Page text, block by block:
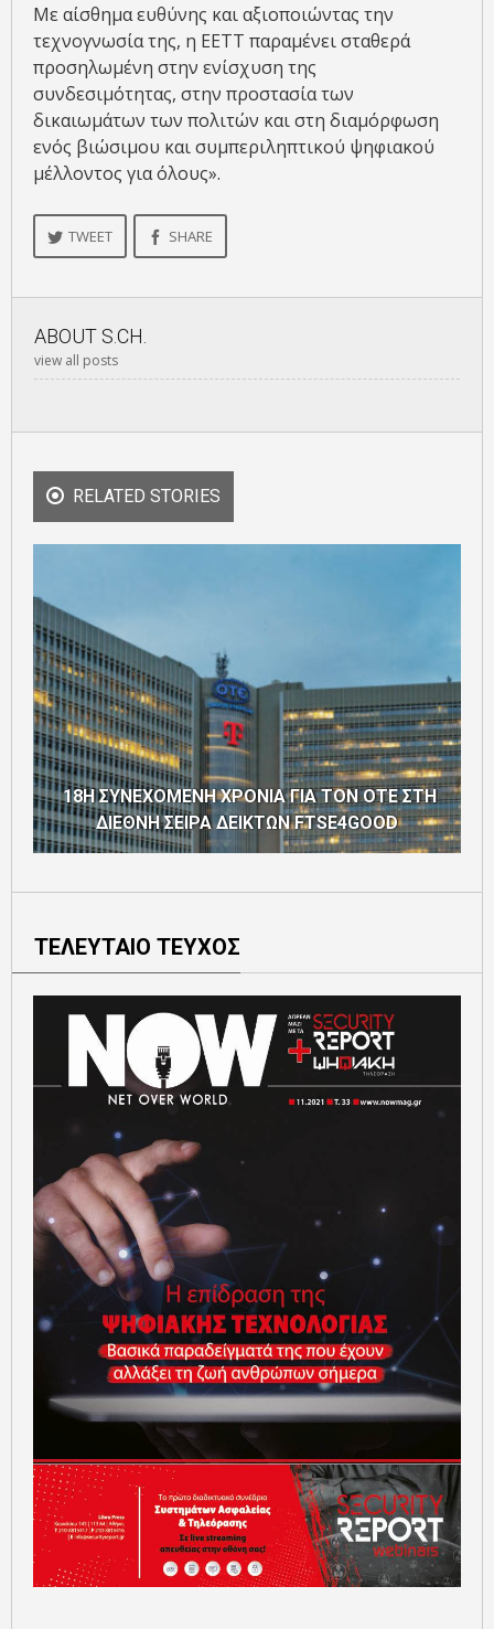
Με αίσθημα ευθύνης και αξιοποιώντας την
τεχνογνωσία της, η ΕΕΤΤ παραμένει σταθερά
προσηλωμένη στην ενίσχυση της
συνδεσιμότητας, στην προστασία των
δικαιωμάτων των πολιτών και στη διαμόρφωση
ενός βιώσιμου και συμπεριληπτικού ψηφιακού
μέλλοντος για όλους».
TWEET SHARE
ABOUT S.CH.
view all posts
RELATED STORIES
18Η ΣΥΝΕΧΟΜΕΝΗ ΧΡΟΝΙΑ ΓΙΑ ΤΟΝ ΟΤΕ ΣΤΗ
ΔΙΕΘΝΗ ΣΕΙΡΑ ΔΕΙΚΤΩΝ FTSE4GOOD
ΤΕΛΕΥΤΑΙΟ ΤΕΥΧΟΣ